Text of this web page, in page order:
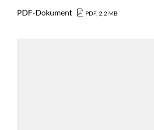
PDF-Dokument PDF, 2.2 MB